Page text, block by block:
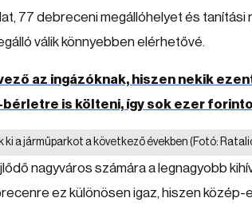
77 debreceni megállóhelyet és tanítási
válik könnyebben elérhetővé.
az ingázóknak, hiszen nekik
is költeni, így sok ezer
a járműparkot a következő években (Fotó:
nagyváros számára a legnagyobb
ez különösen igaz, hiszen közép-